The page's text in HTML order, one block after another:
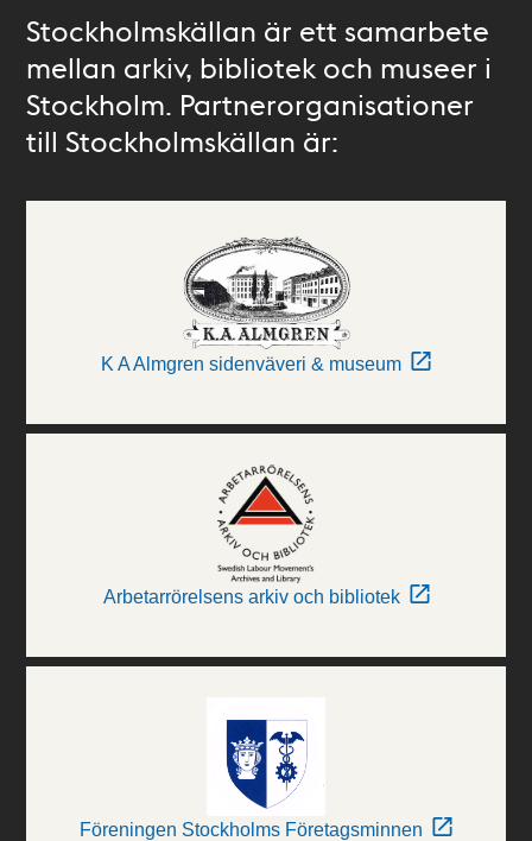
Stockholmskällan är ett samarbete
mellan arkiv, bibliotek och museer i
Stockholm. Partnerorganisationer
till Stockholmskällan är:
K A Almgren sidenväveri & museum
Arbetarrörelsens arkiv och bibliotek
Föreningen Stockholms Företagsminnen